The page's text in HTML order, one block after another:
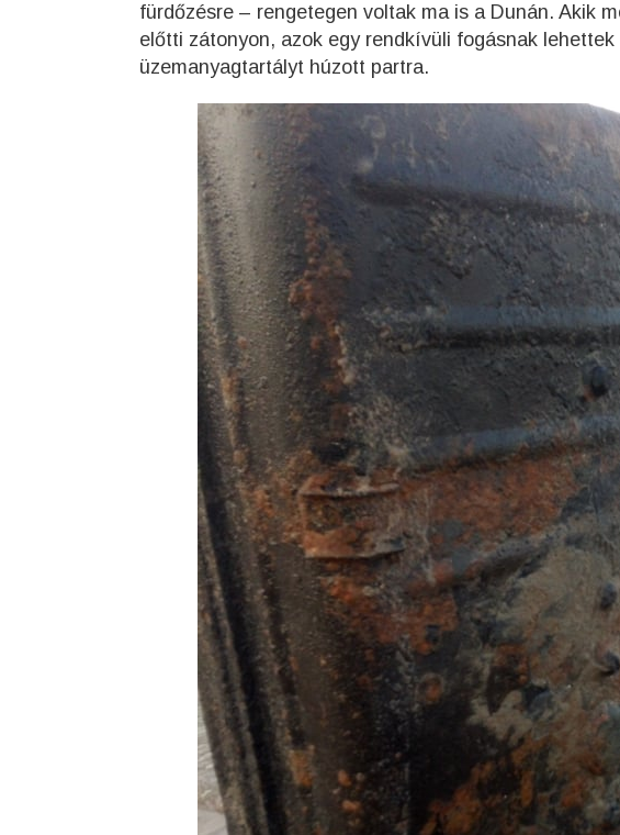
fürdőzésre – rengetegen voltak ma is a Dunán. Akik
előtti zátonyon, azok egy rendkívüli fogásnak
üzemanyagtartályt húzott partra.